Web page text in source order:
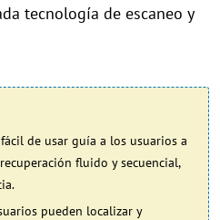
tecnología de escaneo y
de usar guía a los usuarios a
fluido y secuencial,
pueden localizar y